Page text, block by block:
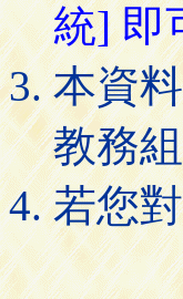
統] 即
本資
教務
若您